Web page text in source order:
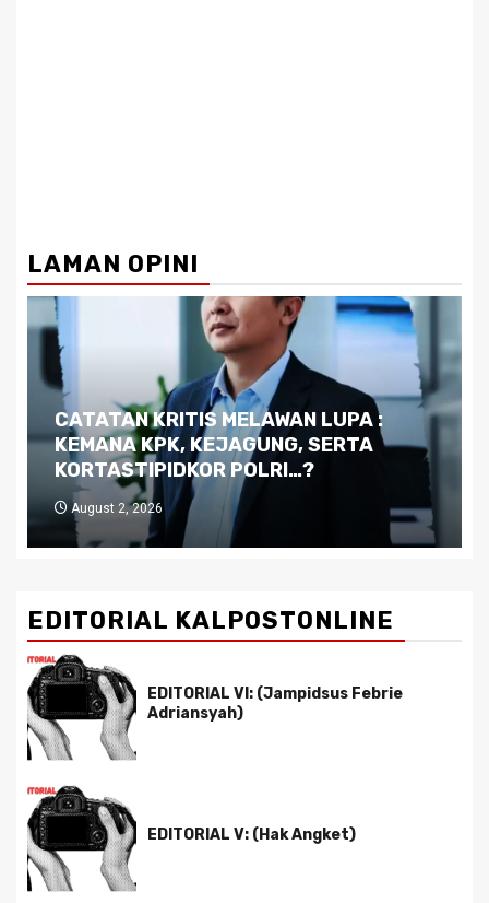
LAMAN OPINI
Dilema Kaltim di Tengah Krisis:
Kutukan Sumber Daya Alam dan
Pemimpin yang Tak Kreatif
July 29, 2026
EDITORIAL KALPOSTONLINE
EDITORIAL VI: (Jampidsus Febrie
Adriansyah)
EDITORIAL V: (Hak Angket)